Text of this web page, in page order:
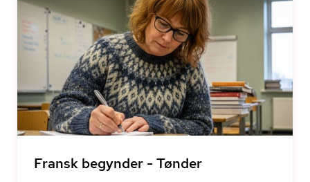
Fransk begynder - Tønder